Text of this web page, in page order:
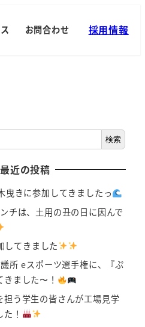
お問合わせ 採用情報
検索
最近の投稿
曳きに参加してきましたっ
チは、土用の丑の日に因んで
してきました
所 eスポーツ選手権に、『ぷ
ました〜！
担う学生の皆さんが工場見学
！